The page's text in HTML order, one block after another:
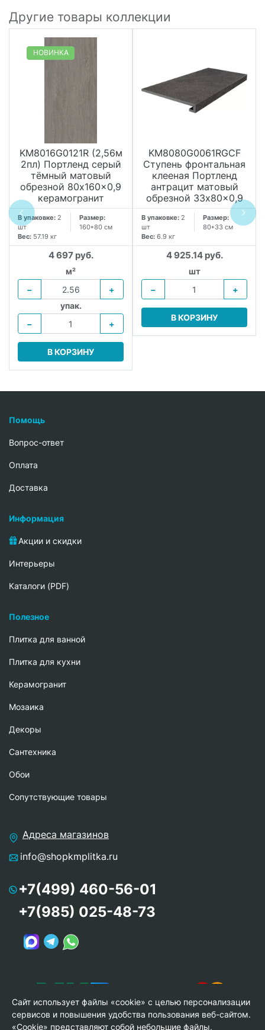
Другие товары коллекции
НОВИНКА
KM8016G0121R (2,56м
2пл) Портленд серый
тёмный матовый
обрезной 80x160x0,9
керамогранит
В упаковке: 2
шт
Размер:
160*80 см
Вес: 57.19 кг
4 697 руб.
м²
−
+
упак.
−
+
В КОРЗИНУ
KM8080G0061RGCF
Ступень фронтальная
клееная Портленд
антрацит матовый
обрезной 33x80x0,9
В упаковке: 2
шт
Размер:
80*33 см
Вес: 6.9 кг
4 925.14 руб.
шт
−
+
В КОРЗИНУ
Помощь
Вопрос-ответ
Oплата
Доставка
Информация
Акции и скидки
Интерьеры
Каталоги (PDF)
Полезное
Плитка для ванной
Плитка для кухни
Керамогранит
Мозаика
Декоры
Сантехника
Обои
Сопутствующие товары
Адреса магазинов
info@shopkmplitka.ru
+7(499) 460-56-01
+7(985) 025-48-73
Сайт использует файлы «cookie» с целью персонализации
сервисов и повышения удобства пользования веб-сайтом.
«Cookie» представляют собой небольшие файлы,